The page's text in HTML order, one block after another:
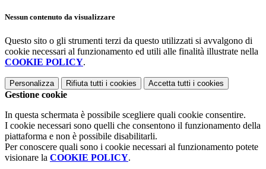
Nessun contenuto da visualizzare
Questo sito o gli strumenti terzi da questo utilizzati si avvalgono di
cookie necessari al funzionamento ed utili alle finalità illustrate nella
COOKIE POLICY.
Personalizza Rifiuta tutti i cookies Accetta tutti i cookies
Gestione cookie
In questa schermata è possibile scegliere quali cookie consentire.
I cookie necessari sono quelli che consentono il funzionamento della
piattaforma e non è possibile disabilitarli.
Per conoscere quali sono i cookie necessari al funzionamento potete
visionare la COOKIE POLICY.